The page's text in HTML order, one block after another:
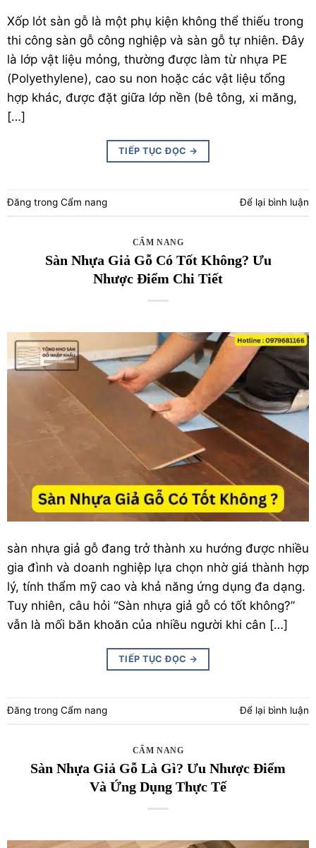
Xốp lót sàn gỗ là một phụ kiện không thể thiếu trong
thi công sàn gỗ công nghiệp và sàn gỗ tự nhiên. Đây
là lớp vật liệu mỏng, thường được làm từ nhựa PE
(Polyethylene), cao su non hoặc các vật liệu tổng
hợp khác, được đặt giữa lớp nền (bê tông, xi măng,
[…]
TIẾP TỤC ĐỌC →
Đăng trong Cẩm nang Để lại bình luận
CẨM NANG
Sàn Nhựa Giả Gỗ Có Tốt Không? Ưu
Nhược Điểm Chi Tiết
sàn nhựa giả gỗ đang trở thành xu hướng được nhiều
gia đình và doanh nghiệp lựa chọn nhờ giá thành hợp
lý, tính thẩm mỹ cao và khả năng ứng dụng đa dạng.
Tuy nhiên, câu hỏi “Sàn nhựa giả gỗ có tốt không?”
vẫn là mối băn khoăn của nhiều người khi cân […]
TIẾP TỤC ĐỌC →
Đăng trong Cẩm nang Để lại bình luận
CẨM NANG
Sàn Nhựa Giả Gỗ Là Gì? Ưu Nhược Điểm
Và Ứng Dụng Thực Tế